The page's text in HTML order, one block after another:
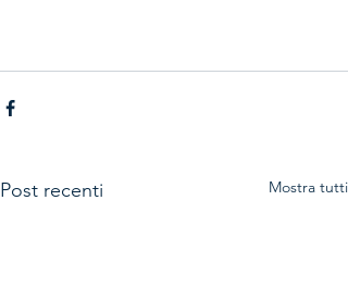
Post recenti Mostra tutti